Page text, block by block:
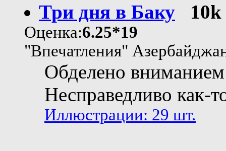
Три дня в Баку 10k
Оценка:6.25*19
"Впечатления"
Обделено
Несправедливо как-
Иллюстрации: 29 шт.